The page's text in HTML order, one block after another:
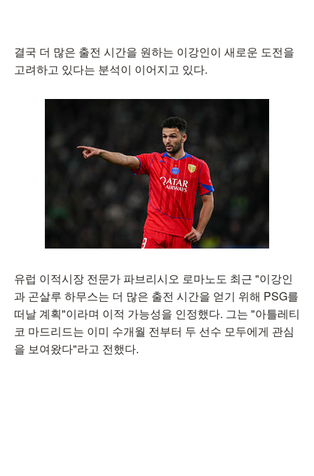
결국 더 많은 출전 시간을 원하는 이강인이 새로운 도전을
고려하고 있다는 분석이 이어지고 있다.
유럽 이적시장 전문가 파브리시오 로마노도 최근 "이강인
과 곤살루 하무스는 더 많은 출전 시간을 얻기 위해 PSG를
떠날 계획"이라며 이적 가능성을 인정했다. 그는 "아틀레티
코 마드리드는 이미 수개월 전부터 두 선수 모두에게 관심
을 보여왔다"라고 전했다.